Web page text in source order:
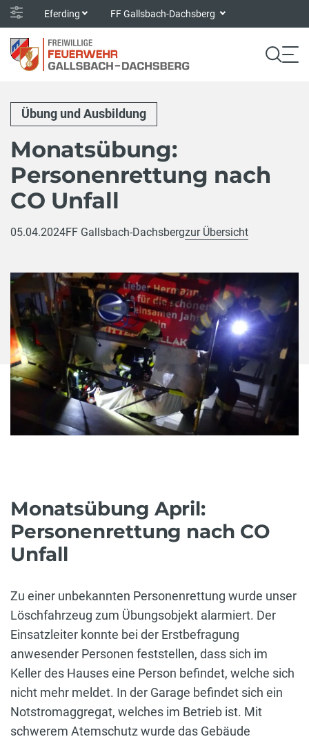
Eferding FF Gallsbach-Dachsberg
Übung und Ausbildung
Monatsübung:
Personenrettung nach
CO Unfall
05.04.2024FF Gallsbach-Dachsbergzur Übersicht
Monatsübung April:
Personenrettung nach CO
Unfall
Zu einer unbekannten Personenrettung wurde unser
Löschfahrzeug zum Übungsobjekt alarmiert. Der
Einsatzleiter konnte bei der Erstbefragung
anwesender Personen feststellen, dass sich im
Keller des Hauses eine Person befindet, welche sich
nicht mehr meldet. In der Garage befindet sich ein
Notstromaggregat, welches im Betrieb ist. Mit
schwerem Atemschutz wurde das Gebäude